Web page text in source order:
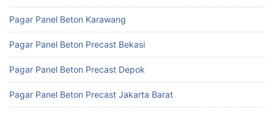
Pagar Panel Beton Karawang
Pagar Panel Beton Precast Bekasi
Pagar Panel Beton Precast Depok
Pagar Panel Beton Precast Jakarta Barat